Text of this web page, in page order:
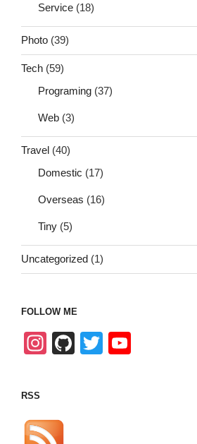
Service (18)
Photo (39)
Tech (59)
Programing (37)
Web (3)
Travel (40)
Domestic (17)
Overseas (16)
Tiny (5)
Uncategorized (1)
FOLLOW ME
In
a
Gi T
RSS